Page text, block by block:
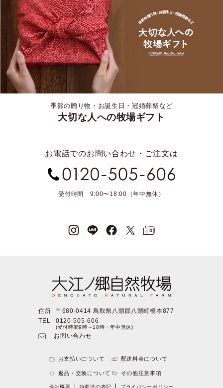
季節の贈り物・お誕生日・冠婚葬祭など
大切な人への牧場ギフト
お電話でのお問い合わせ・ご注文は
受付時間 9:00〜18:00（年中無休）
住所
〒680-0414 鳥取県八頭郡八頭町橋本877
TEL
0120-505-606
(受付時間9時～18時・年中無休)
お問い合わせ
お支払いについて 配送料金について
返品・交換について その他注意事項
会社概要 特商法の表記 プライバシーポリシー